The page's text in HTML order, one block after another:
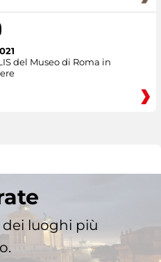
del Museo di Roma in
luoghi più